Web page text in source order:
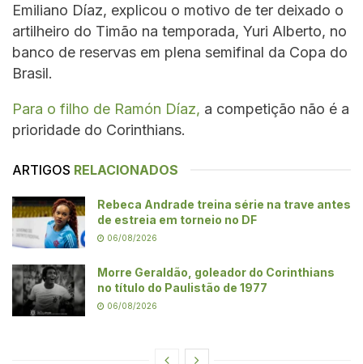
Emiliano Díaz, explicou o motivo de ter deixado o
artilheiro do Timão na temporada, Yuri Alberto, no
banco de reservas em plena semifinal da Copa do
Brasil.
Para o filho de Ramón Díaz, a competição não é a
prioridade do Corinthians.
ARTIGOS RELACIONADOS
Rebeca Andrade treina série na trave antes
de estreia em torneio no DF
06/08/2026
Morre Geraldão, goleador do Corinthians
no título do Paulistão de 1977
06/08/2026